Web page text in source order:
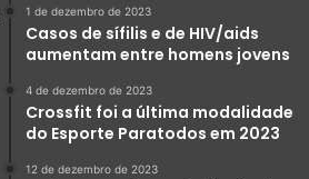
1 de dezembro de 2023
Casos de sífilis e de HIV/aids
aumentam entre homens jovens
4 de dezembro de 2023
Crossfit foi a última modalidade
do Esporte Paratodos em 2023
12 de dezembro de 2023